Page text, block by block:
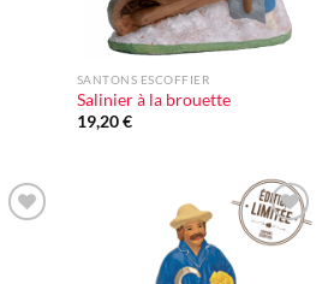
SANTONS ESCOFFIER
Salinier à la brouette
19,20€
Ajouter